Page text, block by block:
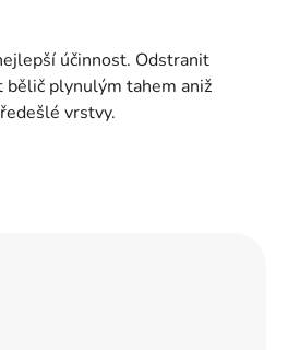
účinnost. Odstranit
bělič plynulým tahem aniž
vrstvy.